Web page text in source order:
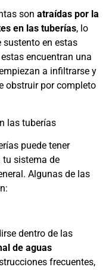
son atraídas por la
en las tuberías, lo
sustento en estas
encuentran una
a infiltrarse y
obstruir por completo
las tuberías
puede tener
tu sistema de
Algunas de las
dentro de las
de aguas
frecuentes,